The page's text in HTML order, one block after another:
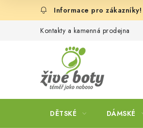
Kontakty a kamenná prodejna
DĚTSKÉ DÁMSKÉ